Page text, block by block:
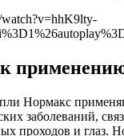
watch?v=hhK9lty-
Нормакс
заболеваний,
проходов и глаз.